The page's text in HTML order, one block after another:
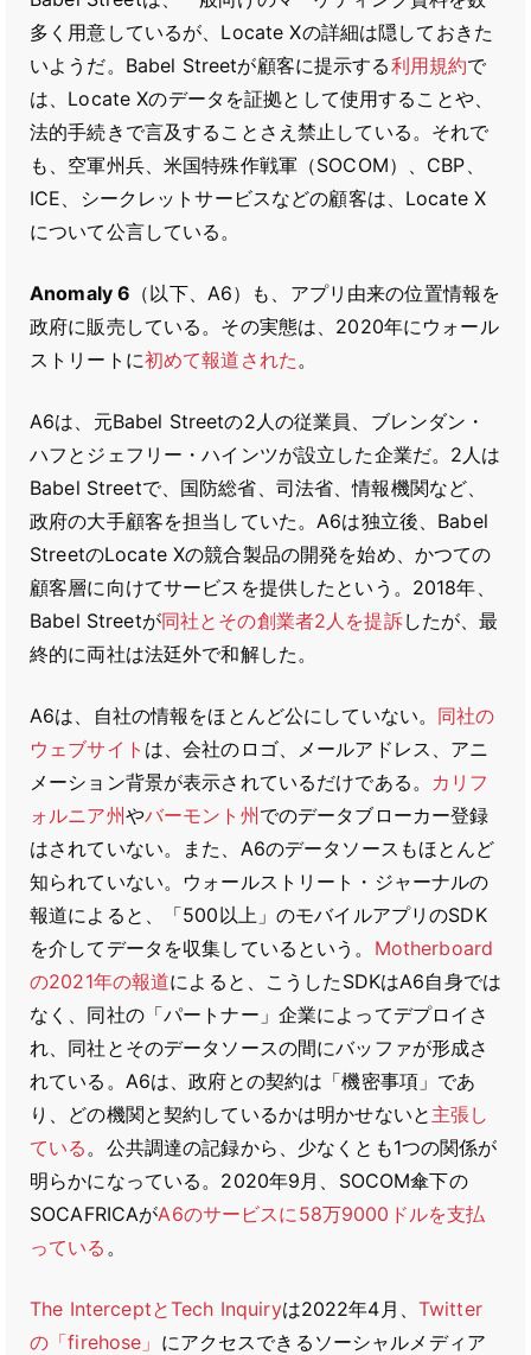
多く用意しているが、Locate Xの詳細は隠しておきた
いようだ。Babel Streetが顧客に提示する利用規約で
は、Locate Xのデータを証拠として使用することや、
法的手続きで言及することさえ禁止している。それで
も、空軍州兵、米国特殊作戦軍（SOCOM）、CBP、
ICE、シークレットサービスなどの顧客は、Locate X
について公言している。
Anomaly 6 （以下、A6）も、アプリ由来の位置情報を
政府に販売している。その実態は、2020年にウォール
ストリートに初めて報道された。
A6は、元Babel Streetの2人の従業員、ブレンダン・
ハフとジェフリー・ハインツが設立した企業だ。2人は
Babel Streetで、国防総省、司法省、情報機関など、
政府の大手顧客を担当していた。A6は独立後、Babel
StreetのLocate Xの競合製品の開発を始め、かつての
顧客層に向けてサービスを提供したという。2018年、
Babel Streetが同社とその創業者2人を提訴したが、最
終的に両社は法廷外で和解した。
A6は、自社の情報をほとんど公にしていない。 同社の
ウェブサイト は、会社のロゴ、メールアドレス、アニ
メーション背景が表示されているだけである。
カリフ
ォルニア州やバーモント州 でのデータブローカー登録
はされていない。また、A6のデータソースもほとんど
知られていない。ウォールストリート・ジャーナルの
報道によると、「500以上」のモバイルアプリのSDK
を介してデータを収集しているという。 Motherboard
の2021年の報道によると、こうしたSDKはA6自身では
なく、同社の「パートナー」企業によってデプロイさ
れ、同社とそのデータソースの間にバッファが形成さ
れている。A6は、政府との契約は「機密事項」であ
り、どの機関と契約しているかは明かせないと 主張し
ている。公共調達の記録から、少なくとも1つの関係が
明らかになっている。2020年9月、SOCOM傘下の
SOCAFRICAがA6のサービスに58万9000ドルを支払
っている 。
The InterceptとTech Inquiryは2022年4月、 Twitter
の「firehose」 にアクセスできるソーシャルメディア